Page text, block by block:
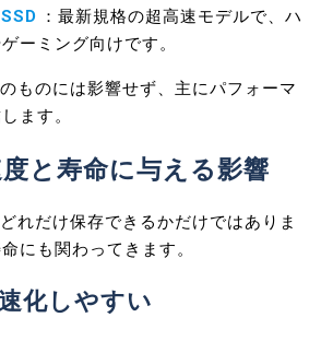
：最新規格の超高速モデルで、ハ
ーミング向けです。
ものには影響せず、主にパフォーマ
ます。
と寿命に与える影響
れだけ保存できるかだけではありま
にも関わってきます。
化しやすい